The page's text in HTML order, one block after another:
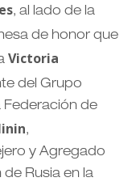
, al lado de la
de honor que
Victoria
del Grupo
Federación de
,
y Agregado
Rusia en la